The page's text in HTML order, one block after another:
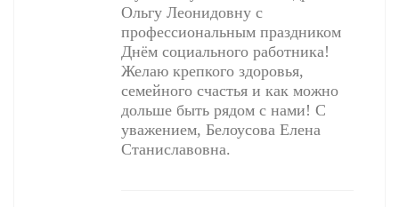
Ольгу Леонидовну с
профессиональным праздником
Днём социального работника!
Желаю крепкого здоровья,
семейного счастья и как можно
дольше быть рядом с нами! С
уважением, Белоусова Елена
Станиславовна.